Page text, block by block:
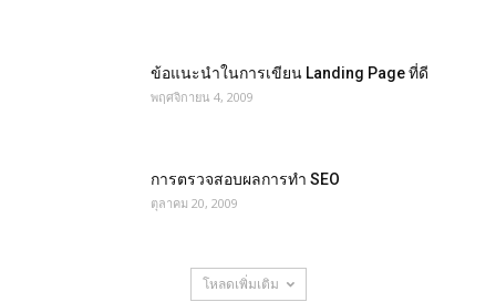
ข้อแนะนำในการเขียน Landing Page ที่ดี
พฤศจิกายน 4, 2009
การตรวจสอบผลการทำ SEO
ตุลาคม 20, 2009
โหลดเพิ่มเติม